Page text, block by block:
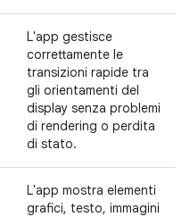
L'app gestisce
correttamente le
transizioni rapide tra
gli orientamenti del
display senza problemi
di rendering o perdita
di stato.
L'app mostra elementi
grafici, testo, immagini